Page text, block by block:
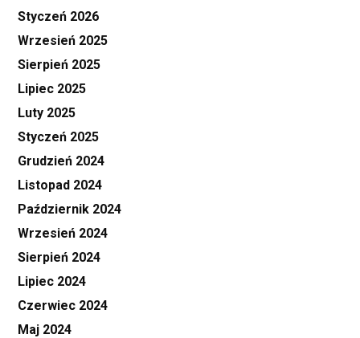
Styczeń 2026
Wrzesień 2025
Sierpień 2025
Lipiec 2025
Luty 2025
Styczeń 2025
Grudzień 2024
Listopad 2024
Październik 2024
Wrzesień 2024
Sierpień 2024
Lipiec 2024
Czerwiec 2024
Maj 2024